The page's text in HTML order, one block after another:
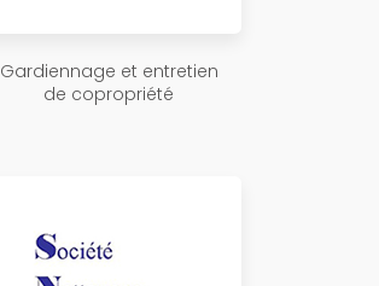
Gardiennage et entretien
de copropriété